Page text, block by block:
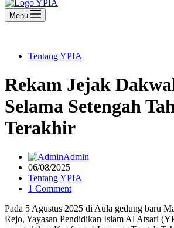
Menu
Tentang YPIA
Rekam Jejak
Selama Setengah
Terakhir
Admin
06/08/2025
Tentang YPIA
1 Comment
Pada 5 Agustus 2025 di Aula gedung baru
Rejo, Yayasan Pendidikan Islam Al Atsari